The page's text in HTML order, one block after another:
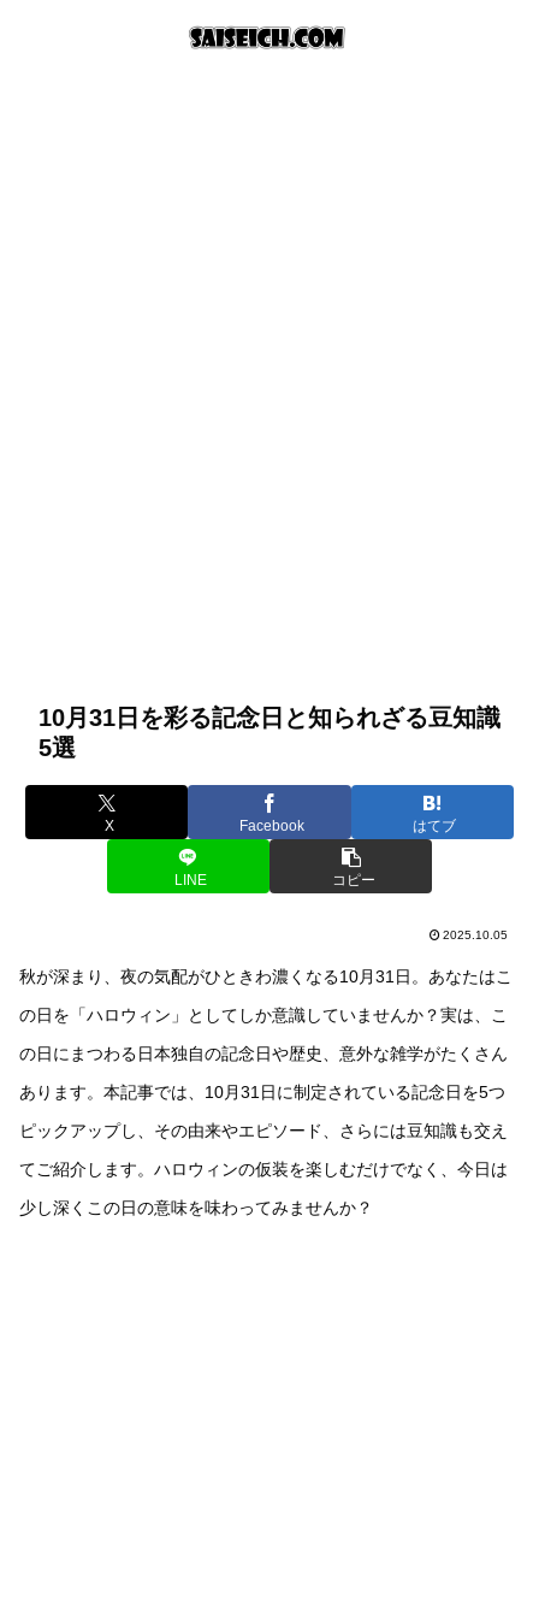
10月31日を彩る記念日と知られざる豆知識
5選
X Facebook はてブ
LINE コピー
2025.10.05
秋が深まり、夜の気配がひときわ濃くなる10月31日。あなたはこ
の日を「ハロウィン」としてしか意識していませんか？実は、こ
の日にまつわる日本独自の記念日や歴史、意外な雑学がたくさん
あります。本記事では、10月31日に制定されている記念日を5つ
ピックアップし、その由来やエピソード、さらには豆知識も交え
てご紹介します。ハロウィンの仮装を楽しむだけでなく、今日は
少し深くこの日の意味を味わってみませんか？